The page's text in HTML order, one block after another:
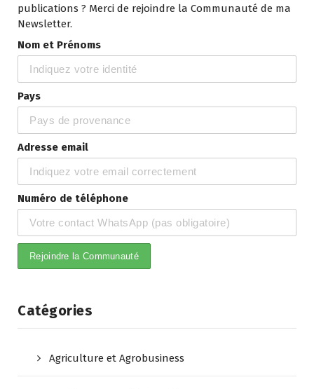
publications ? Merci de rejoindre la Communauté de ma
Newsletter.
Nom et Prénoms
Pays
Adresse email
Numéro de téléphone
Catégories
Agriculture et Agrobusiness